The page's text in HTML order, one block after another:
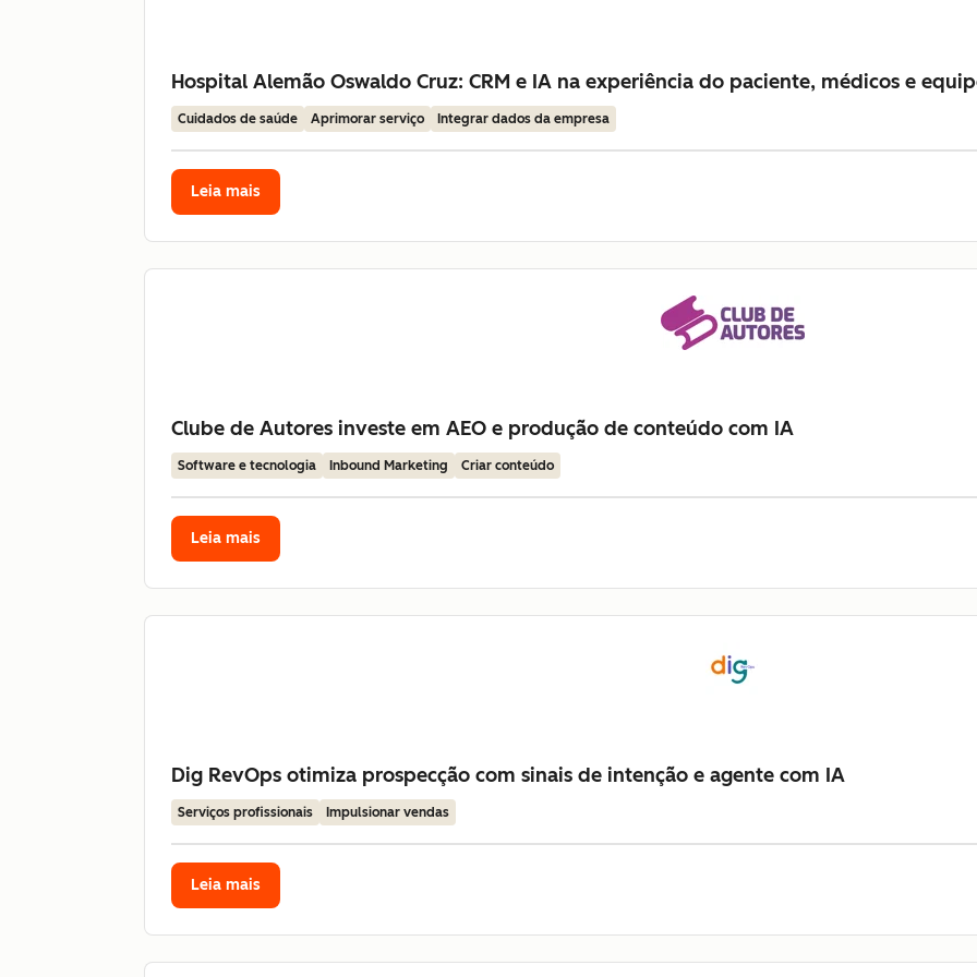
Hospital Alemão Oswaldo Cruz: CRM e IA na experiência do paciente, médicos e
Cuidados de saúde Aprimorar serviço Integrar dados da empresa
Leia mais
Clube de Autores investe em AEO e produção de conteúdo com IA
Software e tecnologia Inbound Marketing Criar conteúdo
Leia mais
Dig RevOps otimiza prospecção com sinais de intenção e agente com IA
Serviços profissionais Impulsionar vendas
Leia mais